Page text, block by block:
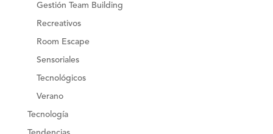
Gestión Team Building
Recreativos
Room Escape
Sensoriales
Tecnológicos
Verano
Tecnología